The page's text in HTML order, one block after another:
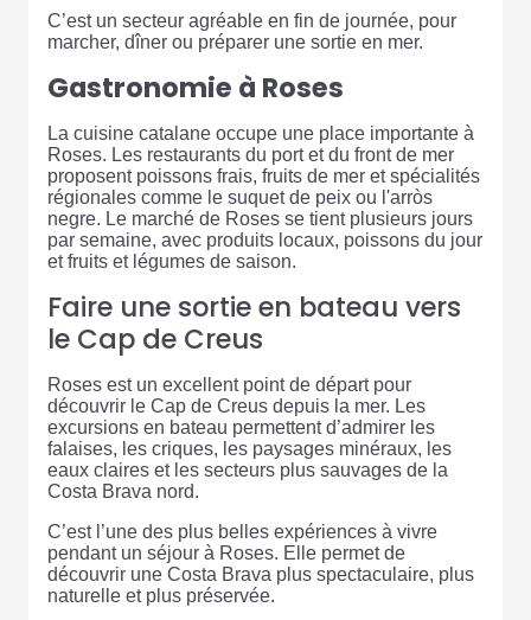
C’est un secteur agréable en fin de journée, pour
marcher, dîner ou préparer une sortie en mer.
Gastronomie à Roses
La cuisine catalane occupe une place importante à
Roses. Les restaurants du port et du front de mer
proposent poissons frais, fruits de mer et spécialités
régionales comme le suquet de peix ou l'arròs
negre. Le marché de Roses se tient plusieurs jours
par semaine, avec produits locaux, poissons du jour
et fruits et légumes de saison.
Faire une sortie en bateau vers
le Cap de Creus
Roses est un excellent point de départ pour
découvrir le Cap de Creus depuis la mer. Les
excursions en bateau permettent d’admirer les
falaises, les criques, les paysages minéraux, les
eaux claires et les secteurs plus sauvages de la
Costa Brava nord.
C’est l’une des plus belles expériences à vivre
pendant un séjour à Roses. Elle permet de
découvrir une Costa Brava plus spectaculaire, plus
naturelle et plus préservée.